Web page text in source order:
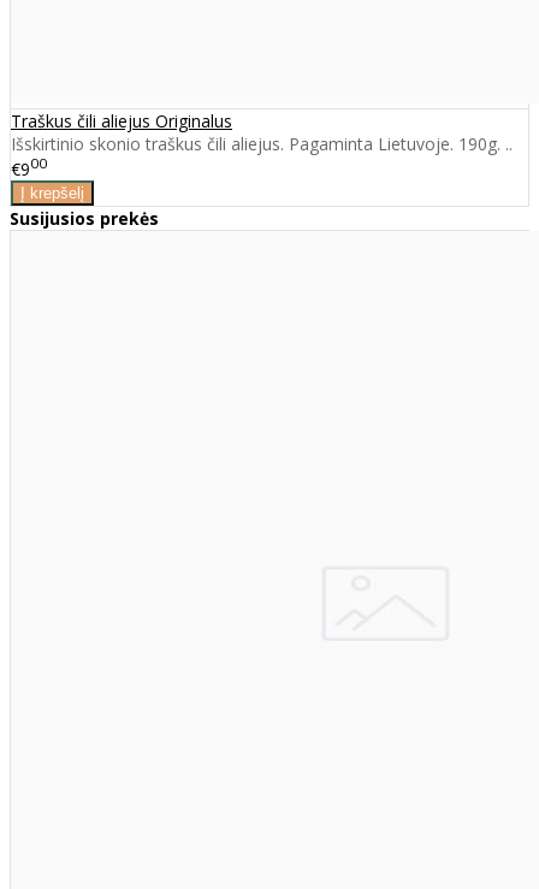
Traškus čili aliejus Originalus
Išskirtinio skonio traškus čili aliejus. Pagaminta Lietuvoje. 190g. ..
€900
Susijusios prekės